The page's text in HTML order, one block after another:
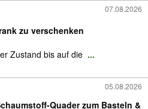
07.08.2026
zu verschenken
Zustand bis auf die ...
05.08.2026
Quader zum Basteln &